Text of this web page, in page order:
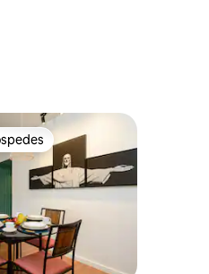
avaliações
dos hóspedes